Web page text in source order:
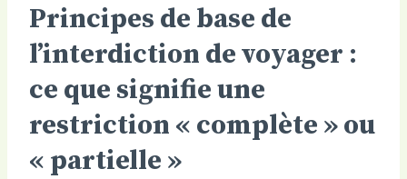
Principes de base de
l’interdiction de voyager :
ce que signifie une
restriction « complète » ou
« partielle »